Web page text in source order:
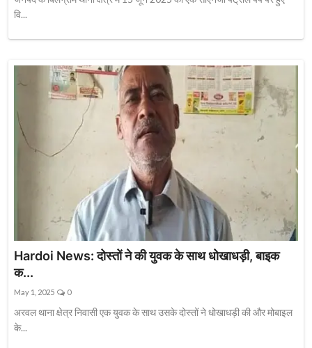
वि...
Hardoi News: दोस्तों ने की युवक के साथ धोखाधड़ी, बाइक
क...
May 1, 2025 0
अरवल थाना क्षेत्र निवासी एक युवक के साथ उसके दोस्तों ने धोखाधड़ी की और मोबाइल
के...